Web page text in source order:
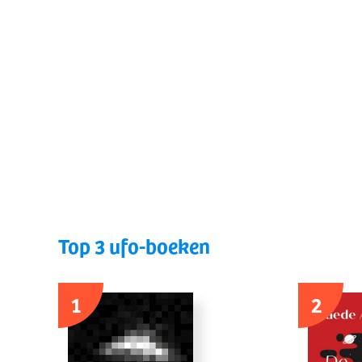
Top 3 ufo-boeken
1
2